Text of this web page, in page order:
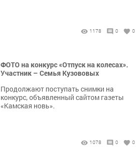
1178 0 0
ФОТО на конкурс «Отпуск на колесах».
Участник – Семья Кузововых
Продолжают поступать снимки на
конкурс, объявленный сайтом газеты
«Камская новь».
1078 0 0